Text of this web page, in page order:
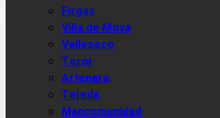
Firgas
Villa de Moya
Valleseco
Teror
Artenara
Tejeda
Mancomunidad